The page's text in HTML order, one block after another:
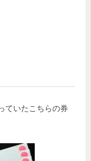
ていたこちらの券